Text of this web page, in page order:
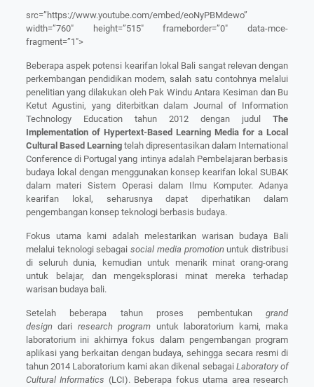
src=”https://www.youtube.com/embed/eoNyPBMdewo”
width=”760″ height=”515″ frameborder=”0″ data-mce-
fragment=”1″>
Beberapa aspek potensi kearifan lokal Bali sangat relevan dengan
perkembangan pendidikan modern, salah satu contohnya melalui
penelitian yang dilakukan oleh Pak Windu Antara Kesiman dan Bu
Ketut Agustini, yang diterbitkan dalam Journal of Information
Technology Education tahun 2012 dengan judulThe
Implementation of Hypertext-Based Learning Media for a Local
Cultural Based Learningtelah dipresentasikan dalam International
Conference di Portugal yang intinya adalah Pembelajaran berbasis
budaya lokal dengan menggunakan konsep kearifan lokal SUBAK
dalam materi Sistem Operasi dalam Ilmu Komputer. Adanya
kearifan lokal, seharusnya dapat diperhatikan dalam
pengembangan konsep teknologi berbasis budaya.
Fokus utama kami adalah melestarikan warisan budaya Bali
melalui teknologi sebagaisocial media promotionuntuk distribusi
di seluruh dunia, kemudian untuk menarik minat orang-orang
untuk belajar, dan mengeksplorasi minat mereka terhadap
warisan budaya bali.
Setelah beberapa tahun proses pembentukangrand
designdari research program untuk laboratorium kami, maka
laboratorium ini akhirnya fokus dalam pengembangan program
aplikasi yang berkaitan dengan budaya, sehingga secara resmi di
tahun 2014 Laboratorium kami akan dikenal sebagai Laboratory of
Cultural Informatics (LCI). Beberapa fokus utama area research